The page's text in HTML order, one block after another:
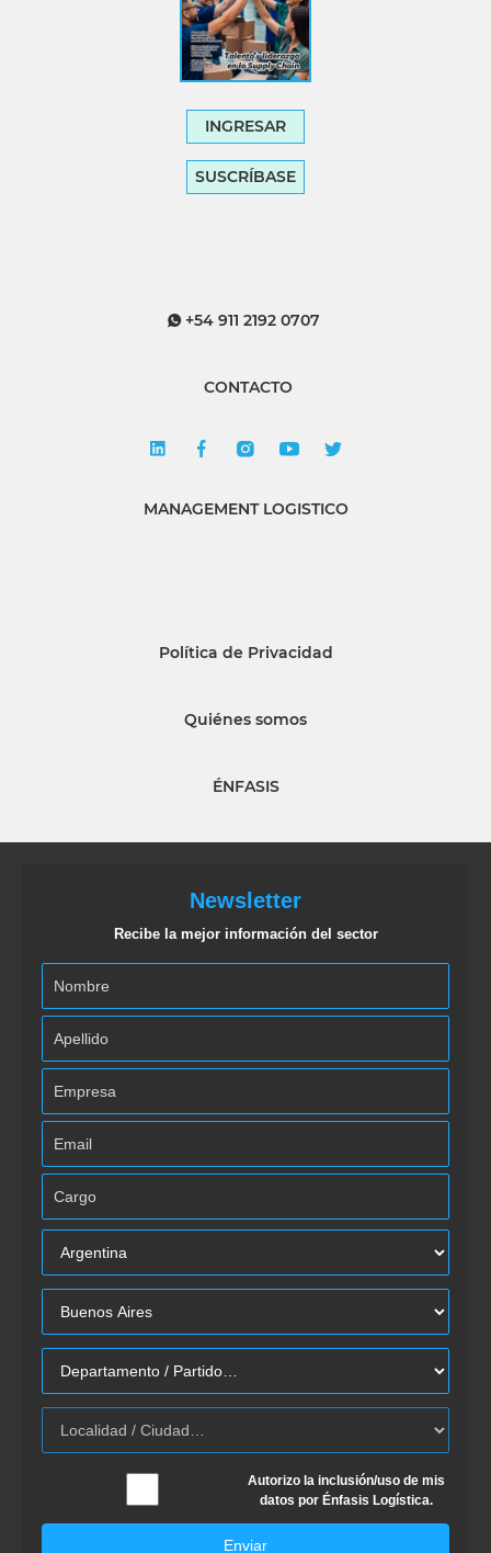
INGRESAR
SUSCRÍBASE
+54 911 2192 0707
CONTACTO
MANAGEMENT LOGISTICO
Política de Privacidad
Quiénes somos
ÉNFASIS
Newsletter
Recibe la mejor información del sector
Autorizo la inclusión/uso de mis
datos por Énfasis Logística.
Enviar